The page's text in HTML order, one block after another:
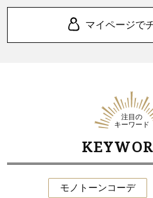
マイページで
注目の
キーワード
モノトーンコーデ